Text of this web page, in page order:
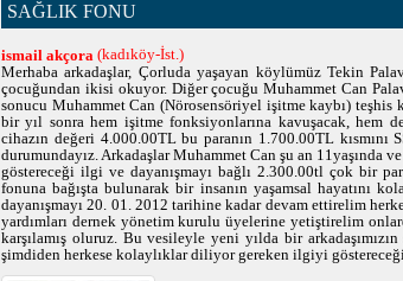
SAĞLIK FONU
ismail akçora (kadıköy-İst.)
Merhaba arkadaşlar, Çorluda yaşayan köylümüz Tekin
çocuğundan ikisi okuyor. Diğer çocuğu Muhammet Can
sonucu Muhammet Can (Nörosensöriyel işitme kaybı)
bir yıl sonra hem işitme fonksiyonlarına kavuşacak, hem
cihazın değeri 4.000.00TL bu paranın 1.700.00TL kısmını
durumundayız. Arkadaşlar Muhammet Can şu an 11yaşında
göstereceği ilgi ve dayanışmayı bağlı 2.300.00tl çok bir
fonuna bağışta bulunarak bir insanın yaşamsal hayatını
dayanışmayı 20. 01. 2012 tarihine kadar devam ettirelim
yardımları dernek yönetim kurulu üyelerine yetiştirelim
karşılamış oluruz. Bu vesileyle yeni yılda bir
şimdiden herkese kolaylıklar diliyor gereken ilgiyi